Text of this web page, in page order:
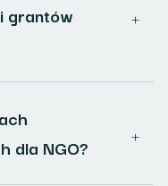
grantów
dla NGO?